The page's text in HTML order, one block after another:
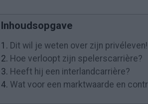
Inhoudsopgave
1. Dit wil je weten over zijn privéleven!
2. Hoe verloopt zijn spelerscarrière?
3. Heeft hij een interlandcarrière?
4. Wat voor een marktwaarde en